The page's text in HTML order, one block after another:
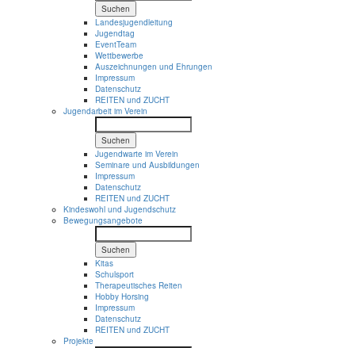
Suchen
Landesjugendleitung
Jugendtag
EventTeam
Wettbewerbe
Auszeichnungen und Ehrungen
Impressum
Datenschutz
REITEN und ZUCHT
Jugendarbeit im Verein
Suchen
Jugendwarte im Verein
Seminare und Ausbildungen
Impressum
Datenschutz
REITEN und ZUCHT
Kindeswohl und Jugendschutz
Bewegungsangebote
Suchen
Kitas
Schulsport
Therapeutisches Reiten
Hobby Horsing
Impressum
Datenschutz
REITEN und ZUCHT
Projekte